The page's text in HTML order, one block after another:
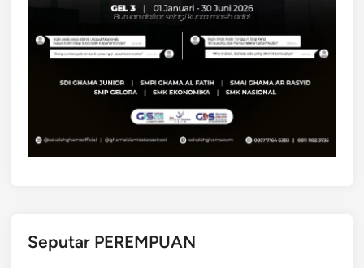
Seputar PEREMPUAN